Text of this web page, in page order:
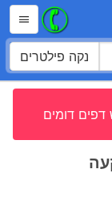
נקה פילטרים
דפים דומים